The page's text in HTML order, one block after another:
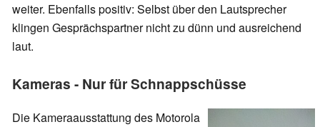
weiter. Ebenfalls positiv: Selbst über den Lautsprecher
klingen Gesprächspartner nicht zu dünn und ausreichend
laut.
Kameras - Nur für Schnappschüsse
Die Kameraausstattung des Motorola